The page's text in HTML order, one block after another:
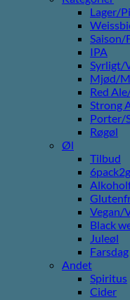
Lager/
Saison/
IPA
Syrligt/
Mjød/
Red
Strong
Porter/
Røgøl
Øl
Tilbud
Vegan/
Black
Juleøl
Farsdag
Andet
Spiritus
Cider